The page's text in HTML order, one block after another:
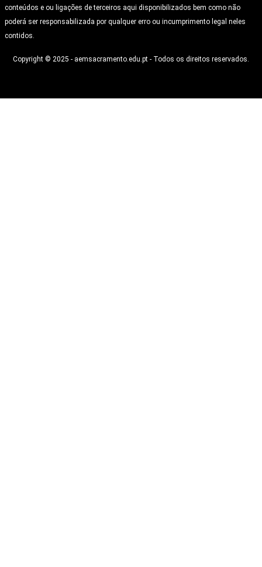
conteúdos e ou ligações de terceiros aqui disponibilizados bem como não
poderá ser responsabilizada por qualquer erro ou incumprimento legal neles
contidos.
Copyright © 2025 - aemsacramento.edu.pt - Todos os direitos reservados.